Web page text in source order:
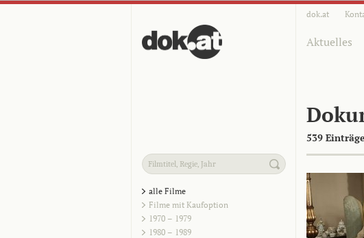
dok.at
Aktuelles
539 Einträge
alle Filme
Filme mit Kaufoption
1970 – 1979
1980 – 1989